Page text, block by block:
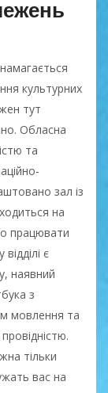
культурних
тут
Обласна
та
зал із
на
працювати
є
наявний
з
мовлення та
тільки
вас на